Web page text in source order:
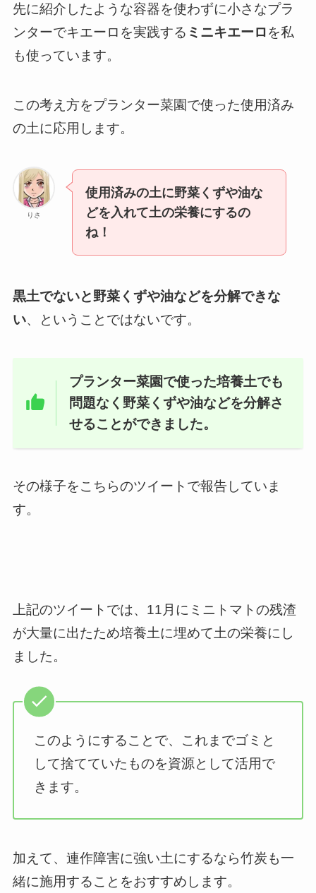
先に紹介したような容器を使わずに小さなプラ
ンターでキエーロを実践する ミニキエーロを私
も使っています。
この考え方をプランター菜園で使った使用済み
の土に応用します。
りさ
使用済みの土に野菜くずや油な
どを入れて土の栄養にするの
ね！
黒土でないと野菜くずや油などを分解できな
い、ということではないです。
プランター菜園で使った培養土でも
問題なく野菜くずや油などを分解さ
せることができました。
その様子をこちらのツイートで報告していま
す。
上記のツイートでは、11月にミニトマトの残渣
が大量に出たため培養土に埋めて土の栄養にし
ました。
このようにすることで、これまでゴミと
して捨てていたものを資源として活用で
きます。
加えて、連作障害に強い土にするなら竹炭も一
緒に施用することをおすすめします。